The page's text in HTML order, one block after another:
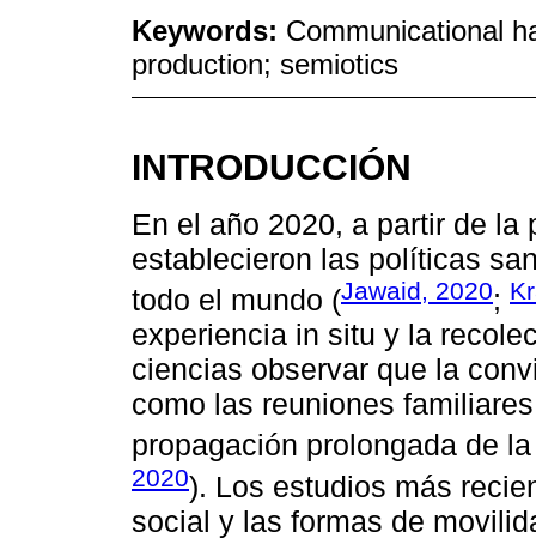
Keywords: Communicational
production; semiotics
INTRODUCCIÓN
En el año 2020, a partir de la
establecieron las políticas
todo el mundo (Jawaid, 2020;
experiencia in situ y la
ciencias observar que la
como las reuniones
propagación prolongada de
2020). Los estudios más
social y las formas de